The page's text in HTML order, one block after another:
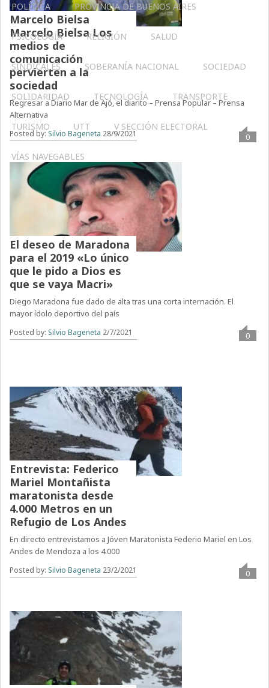
POLÍTICA PROVINCIA DE BUENOS AIRES
PSICOLOGÍA RELIGIÓN SALUD
SINDICALES SOBERANÍA NACIONAL SOCIEDAD
SOLIDARIDAD TECNOLOGÍA TRANSPORTE
TURISMO UTT V SECCIÓN ELECTORAL
VÍAS NAVEGABLES
Marcelo Bielsa
Marcelo Bielsa Los
medios de
comunicación
pervierten a la
sociedad
Regresar a Diario Mar de Ajó, el diarito – Prensa Popular – Prensa
Alternativa
Posted by: Silvio Bageneta 28/9/2021 0
El deseo de Maradona
para el 2019 «Lo único
que le pido a Dios es
que se vaya Macri»
Diego Maradona fue dado de alta tras una corta internación. El
mayor ídolo deportivo del país
Posted by: Silvio Bageneta 2/7/2021 0
Entrevista: Federico
Mariel Montañista
maratonista desde
4.000 Metros en un
Refugio de Los Andes
En directo entrevistamos a Jóven Maratonista Federio Mariel en Los
Andes de Mendoza a los 4.000
Posted by: Silvio Bageneta 23/2/2021 0